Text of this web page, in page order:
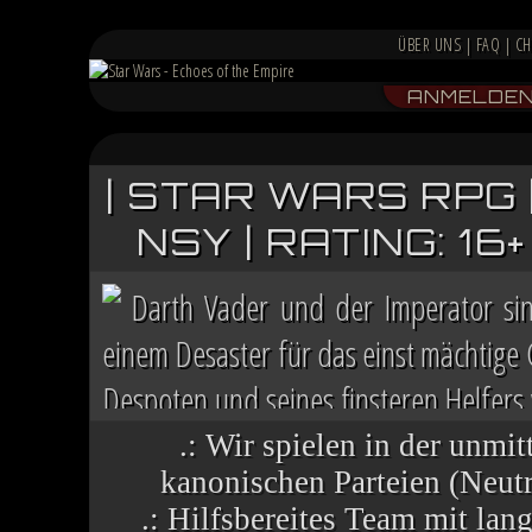
ÜBER UNS | FAQ |
| STAR WARS
NSY | RATING:
Darth Vader und der Imperator
einem Desaster für das einst
Despoten und seines finsteren
Chaos herrscht auf vielen Welten,
.: Wir spielen in der
kanonischen Parteien
.: Hilfsbereites Team mit